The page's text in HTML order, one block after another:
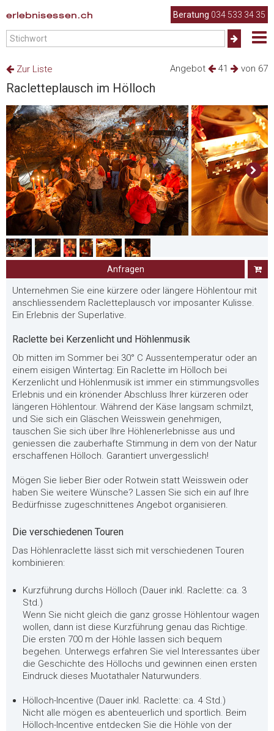
erlebnisessen.ch Beratung 034 533 34 35
Angebot 41 von 67
Zur Liste
Racletteplausch im Hölloch
Anfragen
Unternehmen Sie eine kürzere oder längere Höhlentour mit
anschliessendem Racletteplausch vor imposanter Kulisse.
Ein Erlebnis der Superlative.
Raclette bei Kerzenlicht und Höhlenmusik
Ob mitten im Sommer bei 30° C Aussentemperatur oder an
einem eisigen Wintertag: Ein Raclette im Hölloch bei
Kerzenlicht und Höhlenmusik ist immer ein stimmungsvolles
Erlebnis und ein krönender Abschluss Ihrer kürzeren oder
längeren Höhlentour. Während der Käse langsam schmilzt,
und Sie sich ein Gläschen Weisswein genehmigen,
tauschen Sie sich über Ihre Höhlenerlebnisse aus und
geniessen die zauberhafte Stimmung in dem von der Natur
erschaffenen Hölloch. Garantiert unvergesslich!
Mögen Sie lieber Bier oder Rotwein statt Weisswein oder
haben Sie weitere Wünsche? Lassen Sie sich ein auf Ihre
Bedürfnisse zugeschnittenes Angebot organisieren.
Die verschiedenen Touren
Das Höhlenraclette lässt sich mit verschiedenen Touren
kombinieren:
Kurzführung durchs Hölloch (Dauer inkl. Raclette: ca. 3
Std.)
Wenn Sie nicht gleich die ganz grosse Höhlentour wagen
wollen, dann ist diese Kurzführung genau das Richtige.
Die ersten 700 m der Höhle lassen sich bequem
begehen. Unterwegs erfahren Sie viel Interessantes über
die Geschichte des Höllochs und gewinnen einen ersten
Eindruck dieses Muotathaler Naturwunders.
Hölloch-Incentive (Dauer inkl. Raclette: ca. 4 Std.)
Nicht alle mögen es abenteuerlich und sportlich. Beim
Hölloch-Incentive entdecken Sie die Höhle von der